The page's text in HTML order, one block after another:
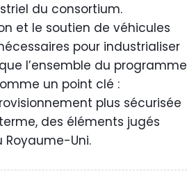
du consortium.
et le soutien de véhicules
pour industrialiser
l’ensemble du programme
un point clé :
plus sécurisée
des éléments jugés
Royaume-Uni.